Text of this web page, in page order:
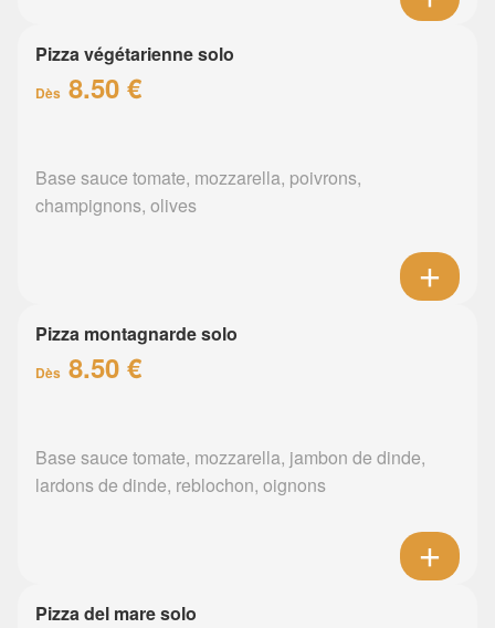
Pizza végétarienne solo
Dès 8.50 €
Base sauce tomate, mozzarella, poivrons,
champignons, olives
Pizza montagnarde solo
Dès 8.50 €
Base sauce tomate, mozzarella, jambon de dinde,
lardons de dinde, reblochon, oignons
Pizza del mare solo